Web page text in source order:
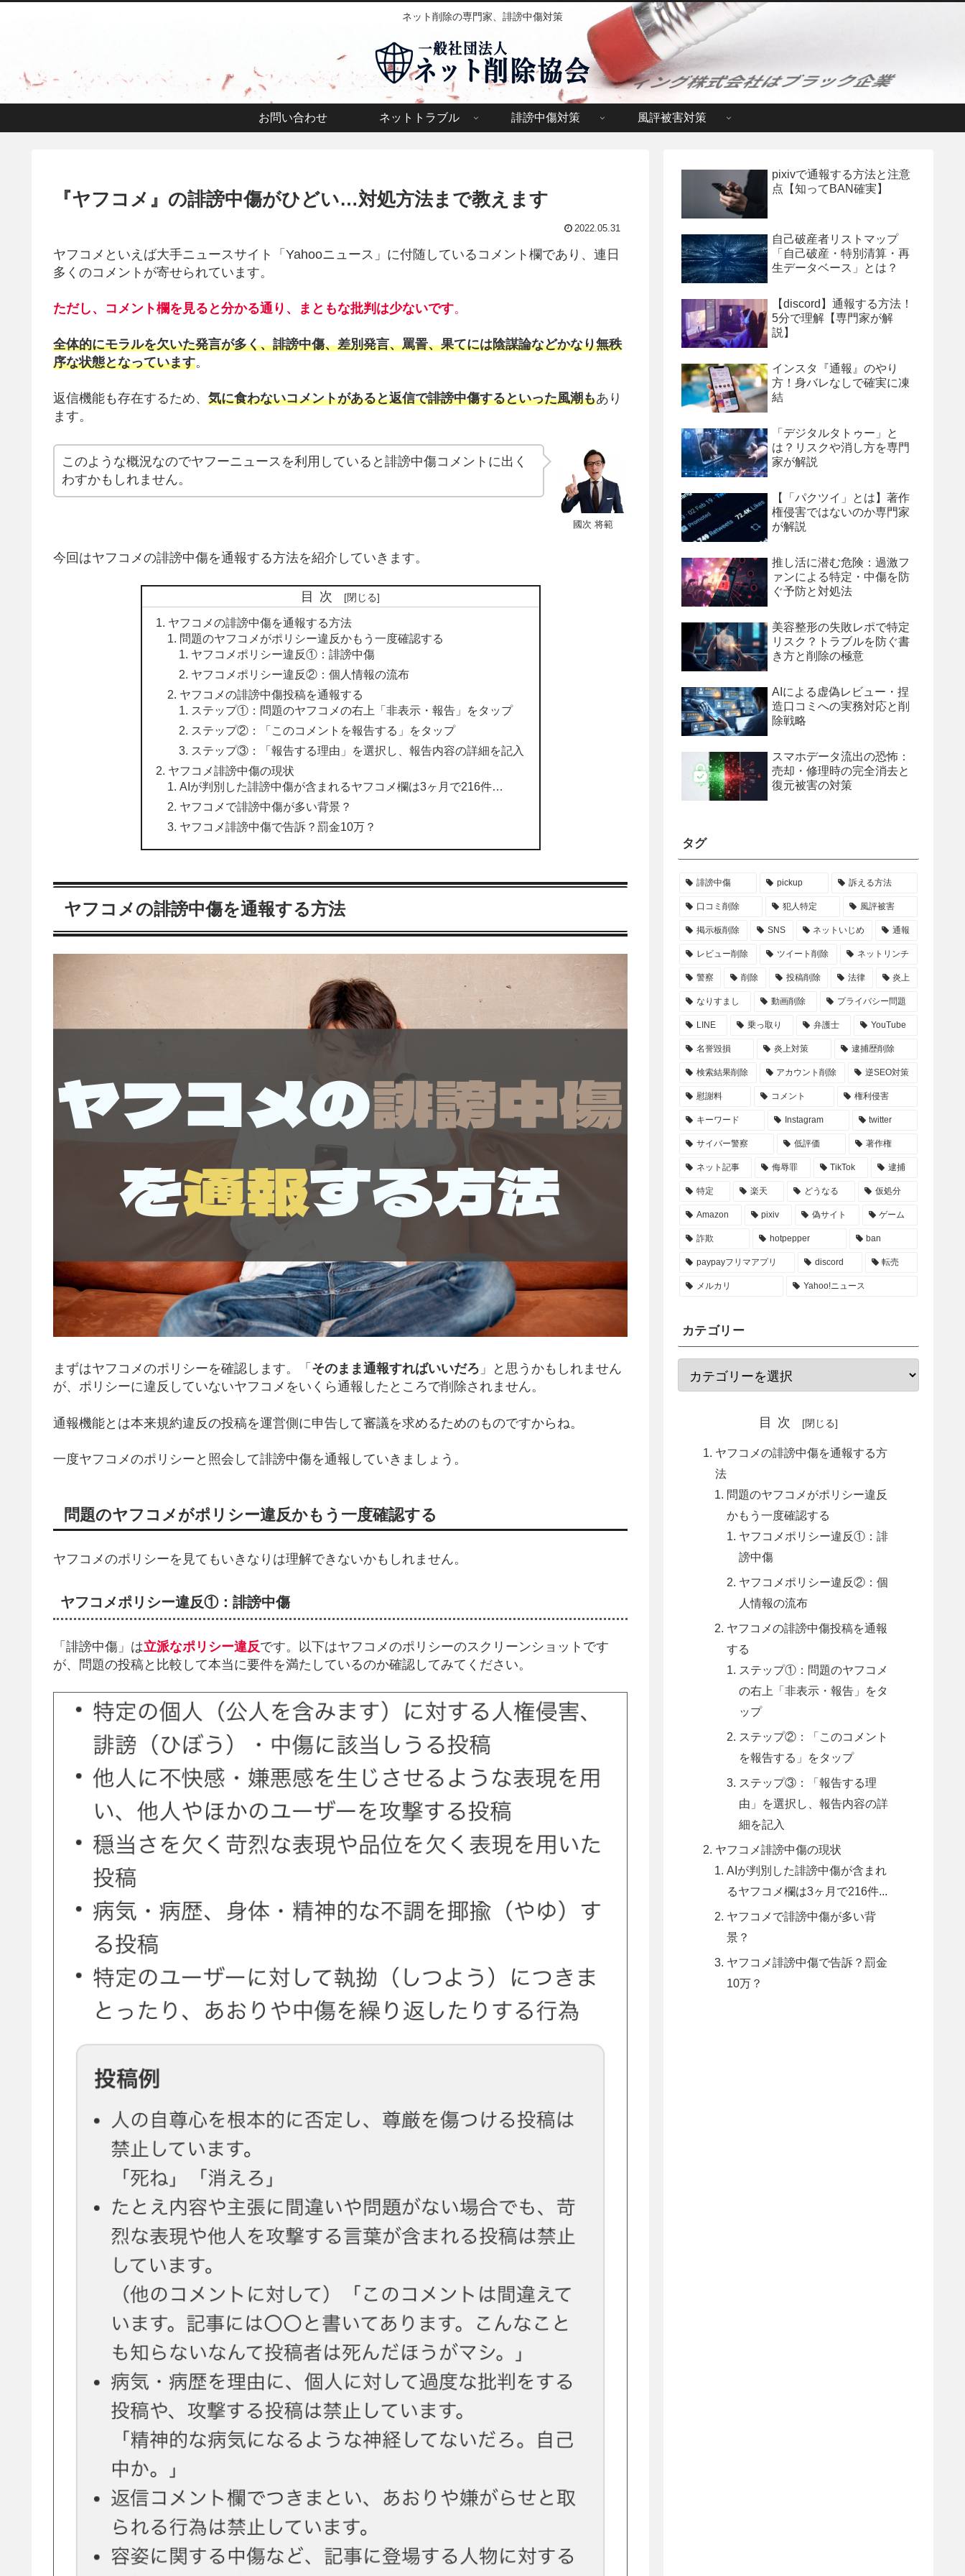
ネット削除の専門家、誹謗中傷対策
お問い合わせ ネットトラブル 誹謗中傷対策 風評被害対策
『ヤフコメ』の誹謗中傷がひどい…対処方法まで教えます
2022.05.31
ヤフコメといえば大手ニュースサイト「Yahooニュース」に付随しているコメント欄であり、連日
多くのコメントが寄せられています。
ただし、コメント欄を見ると分かる通り、まともな批判は少ないです。
全体的にモラルを欠いた発言が多く、誹謗中傷、差別発言、罵詈、果てには陰謀論などかなり無秩
序な状態となっています。
返信機能も存在するため、 気に食わないコメントがあると返信で誹謗中傷するといった風潮もあり
ます。
國次 将範
このような概況なのでヤフーニュースを利用していると誹謗中傷コメントに出く
わすかもしれません。
今回はヤフコメの誹謗中傷を通報する方法を紹介していきます。
目次
ヤフコメの誹謗中傷を通報する方法
問題のヤフコメがポリシー違反かもう一度確認する
ヤフコメポリシー違反①：誹謗中傷
ヤフコメポリシー違反②：個人情報の流布
ヤフコメの誹謗中傷投稿を通報する
ステップ①：問題のヤフコメの右上「非表示・報告」をタップ
ステップ②：「このコメントを報告する」をタップ
ステップ③：「報告する理由」を選択し、報告内容の詳細を記入
ヤフコメ誹謗中傷の現状
AIが判別した誹謗中傷が含まれるヤフコメ欄は3ヶ月で216件…
ヤフコメで誹謗中傷が多い背景？
ヤフコメ誹謗中傷で告訴？罰金10万？
ヤフコメの誹謗中傷を通報する方法
まずはヤフコメのポリシーを確認します。「 そのまま通報すればいいだろ 」と思うかもしれません
が、ポリシーに違反していないヤフコメをいくら通報したところで削除されません。
通報機能とは本来規約違反の投稿を運営側に申告して審議を求めるためのものですからね。
一度ヤフコメのポリシーと照会して誹謗中傷を通報していきましょう。
問題のヤフコメがポリシー違反かもう一度確認する
ヤフコメのポリシーを見てもいきなりは理解できないかもしれません。
ヤフコメポリシー違反①：誹謗中傷
「誹謗中傷」は立派なポリシー違反です。以下はヤフコメのポリシーのスクリーンショットです
が、問題の投稿と比較して本当に要件を満たしているのか確認してみてください。
pixivで通報する方法と注意
点【知ってBAN確実】
自己破産者リストマップ
「自己破産・特別清算・再
生データベース」とは？
【discord】通報する方法！
5分で理解【専門家が解
説】
インスタ『通報』のやり
方！身バレなしで確実に凍
結
「デジタルタトゥー」と
は？リスクや消し方を専門
家が解説
【「パクツイ」とは】著作
権侵害ではないのか専門家
が解説
推し活に潜む危険：過激フ
ァンによる特定・中傷を防
ぐ予防と対処法
美容整形の失敗レポで特定
リスク？トラブルを防ぐ書
き方と削除の極意
AIによる虚偽レビュー・捏
造口コミへの実務対応と削
除戦略
スマホデータ流出の恐怖：
売却・修理時の完全消去と
復元被害の対策
タグ
誹謗中傷 pickup 訴える方法
口コミ削除 犯人特定 風評被害
掲示板削除 SNS ネットいじめ 通報
レビュー削除 ツイート削除 ネットリンチ
警察 削除 投稿削除 法律 炎上
なりすまし 動画削除 プライバシー問題
LINE 乗っ取り 弁護士 YouTube
名誉毀損 炎上対策 逮捕歴削除
検索結果削除 アカウント削除 逆SEO対策
慰謝料 コメント 権利侵害
キーワード Instagram twitter
サイバー警察 低評価 著作権
ネット記事 侮辱罪 TikTok 逮捕
特定 楽天 どうなる 仮処分
Amazon pixiv 偽サイト ゲーム
詐欺 hotpepper ban
paypayフリマアプリ discord 転売
メルカリ Yahoo!ニュース
カテゴリー
目次
ヤフコメの誹謗中傷を通報する方
法
問題のヤフコメがポリシー違反
かもう一度確認する
ヤフコメポリシー違反①：誹
謗中傷
ヤフコメポリシー違反②：個
人情報の流布
ヤフコメの誹謗中傷投稿を通報
する
ステップ①：問題のヤフコメ
の右上「非表示・報告」をタ
ップ
ステップ②：「このコメント
を報告する」をタップ
ステップ③：「報告する理
由」を選択し、報告内容の詳
細を記入
ヤフコメ誹謗中傷の現状
AIが判別した誹謗中傷が含まれ
るヤフコメ欄は3ヶ月で216件...
ヤフコメで誹謗中傷が多い背
景？
ヤフコメ誹謗中傷で告訴？罰金
10万？